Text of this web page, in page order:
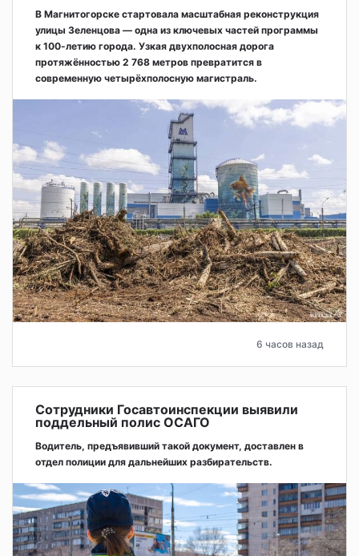
В Магнитогорске стартовала масштабная реконструкция
улицы Зеленцова — одна из ключевых частей программы
к 100-летию города. Узкая двухполосная дорога
протяжённостью 2 768 метров превратится в
современную четырёхполосную магистраль.
6 часов назад
Сотрудники Госавтоинспекции выявили
поддельный полис ОСАГО
Водитель, предъявивший такой документ, доставлен в
отдел полиции для дальнейших разбирательств.